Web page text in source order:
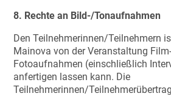
8. Rechte an Bild-/Tonaufnahmen
Den Teilnehmerinnen/Teilnehmern
Mainova von der Veranstaltung
Fotoaufnahmen (einschließlich
anfertigen lassen kann. Die
Teilnehmerinnen/